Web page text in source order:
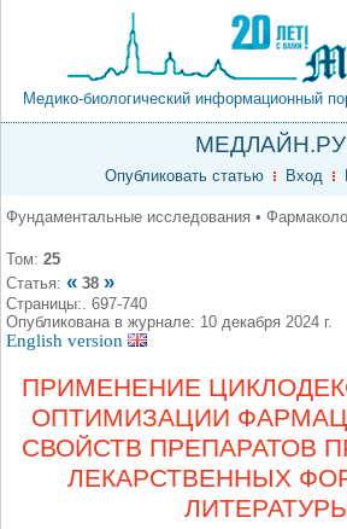
Медико-биологический информационный
МЕДЛАЙН.РУ
Опубликовать статью Вход
Фундаментальные исследования •
Том: 25
Статья: « 38 »
Страницы:. 697-740
Опубликована в журнале: 10 декабря 2024 г.
English version
ПРИМЕНЕНИЕ
ОПТИМИЗАЦИИ
СВОЙСТВ ПРЕПАРАТОВ
ЛЕКАРСТВЕННЫХ